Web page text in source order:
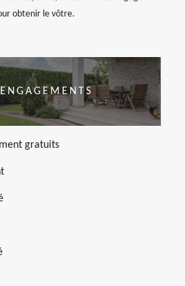
obtenir le vôtre.
gratuits